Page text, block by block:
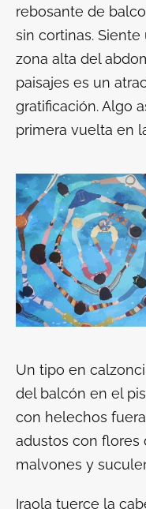
rebosante de
sin cortinas.
zona alta del
paisajes es un
gratificación. Algo
primera vuelta en
Un tipo en
del balcón en el
con helechos
adustos con flores
malvones y
Iraola tuerce la